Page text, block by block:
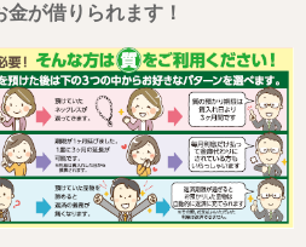
金が借りられます！